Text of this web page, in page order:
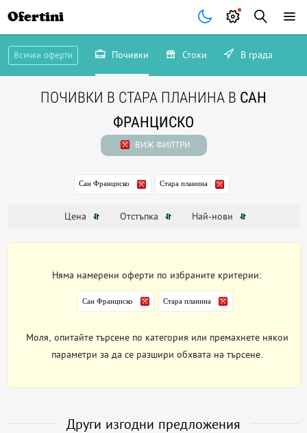
Ofertini
Всички оферти Почивки Стоки В града
ПОЧИВКИ В СТАРА ПЛАНИНА В САН
ФРАНЦИСКО
ВИЖ ФИЛТРИ
Сан Франциско Стара планина
Цена Отстъпка Най-нови
Няма намерени оферти по избраните критерии:
Сан Франциско Стара планина
Моля, опитайте търсене по категория или премахнете някои
параметри за да се разшири обхвата на търсене.
Други изгодни предложения